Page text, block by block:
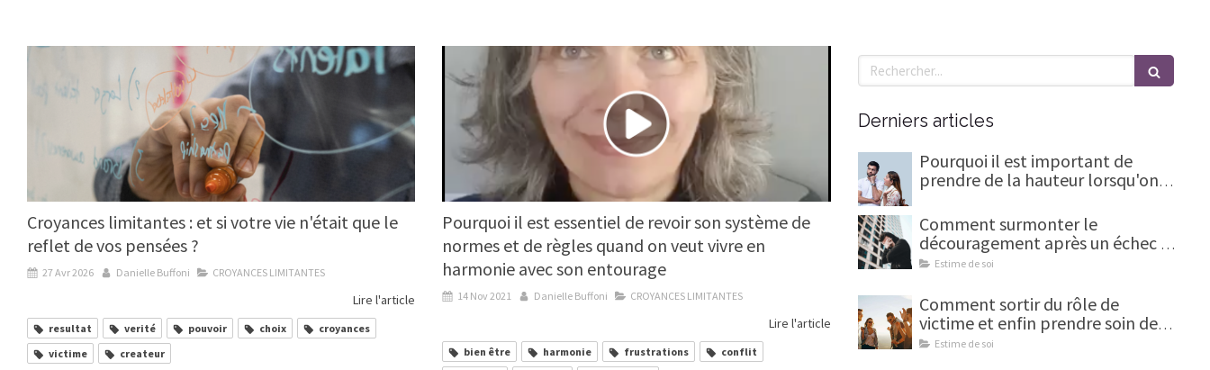
Croyances limitantes : et si votre vie n'était que le
reflet de vos pensées ?
27 Avr 2026 Danielle Buffoni CROYANCES LIMITANTES
Lire l'article
resultat verité pouvoir choix
croyances
victime
createur
Pourquoi il est essentiel de revoir son système de
normes et de règles quand on veut vivre en
harmonie avec son entourage
14 Nov 2021 Danielle Buffoni CROYANCES LIMITANTES
Lire l'article
bien être harmonie frustrations
conflit
Rechercher
Derniers articles
Pourquoi il est important de
prendre de la hauteur lorsqu'on
Comment surmonter le
découragement après un échec ?
(Et en faire une force)
Estime de soi
Comment sortir du rôle de
victime et enfin prendre soin de
soi ?Estime de soi